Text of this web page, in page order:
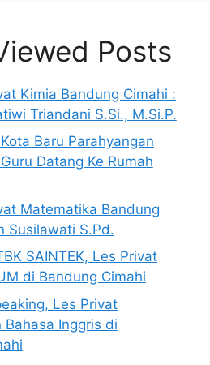
Posts
Kimia Bandung Cimahi :
Triandani S.Si., M.Si.P.
Baru Parahyangan
Datang Ke Rumah
Matematika Bandung
Susilawati S.Pd.
SAINTEK, Les Privat
di Bandung Cimahi
Les Privat
Bahasa Inggris di